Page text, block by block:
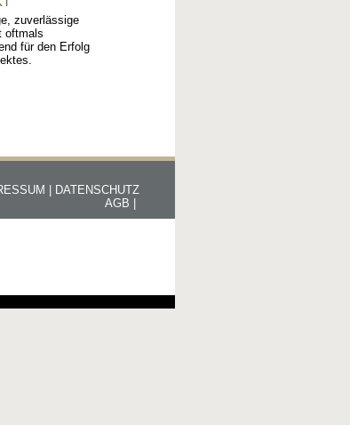
zuverlässige
oftmals
für den Erfolg
DATENSCHUTZ
|
AGB |